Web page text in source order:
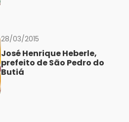
28/03/2015
José Henrique Heberle,
prefeito de São Pedro do
Butiá